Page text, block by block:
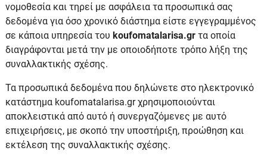
νομοθεσία και τηρεί με ασφάλεια τα προσωπικά σας
δεδομένα για όσο χρονικό διάστημα είστε εγγεγραμμένος
σε κάποια υπηρεσία του koufomatalarisa.gr τα οποία
διαγράφονται μετά την με οποιοδήποτε τρόπο λήξη της
συναλλακτικής σχέσης.
Τα προσωπικά δεδομένα που δηλώνετε στο ηλεκτρονικό
κατάστημα koufomatalarisa.gr χρησιμοποιούνται
αποκλειστικά από αυτό ή συνεργαζόμενες με αυτό
επιχειρήσεις, με σκοπό την υποστήριξη, προώθηση και
εκτέλεση της συναλλακτικής σχέσης.